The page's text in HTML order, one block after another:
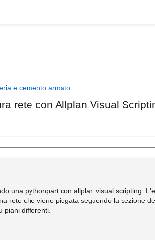
e cemento armato
rete con Allplan Visual
una pythonpart con allplan visual scripting.
rete che viene piegata seguendo la sezione
piani differenti.